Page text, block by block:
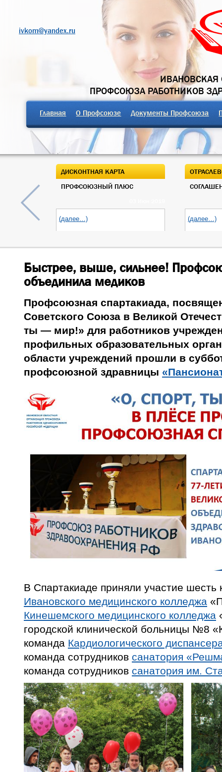
ivkom@yandex.ru
ИВАНОВСКАЯ
ПРОФСОЮЗА РАБОТНИКОВ
Главная О Профсоюзе Документы Профсоюза
ДИСКОНТНАЯ КАРТА
ПРОФСОЮЗНЫЙ ПЛЮС
(далее…) (далее…)
Быстрее, выше, сильнее!
объединила медиков
Профсоюзная спартакиада,
Советского Союза в Великой
ты — мир!» для работников
профильных образовательных
области учреждений прошли в
профсоюзной здравницы
В Спартакиаде приняли участие шесть
Ивановского медицинского колледжа
Кинешемского медицинского колледжа
городской клинической больницы №8
команда Кардиологического
команда сотрудников санатория
команда сотрудников санатория им.